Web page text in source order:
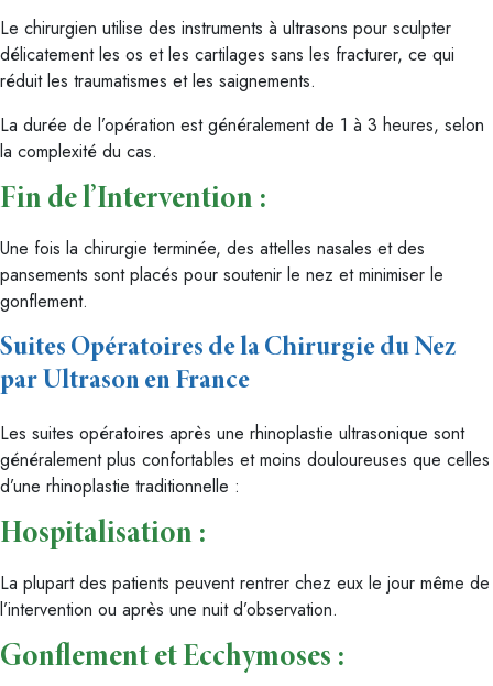
Le chirurgien utilise des instruments à ultrasons pour sculpter
délicatement les os et les cartilages sans les fracturer, ce qui
réduit les traumatismes et les saignements.
La durée de l’opération est généralement de 1 à 3 heures, selon
la complexité du cas.
Fin de l’Intervention :
Une fois la chirurgie terminée, des attelles nasales et des
pansements sont placés pour soutenir le nez et minimiser le
gonflement.
Suites Opératoires de la Chirurgie du Nez
par Ultrason en France
Les suites opératoires après une rhinoplastie ultrasonique sont
généralement plus confortables et moins douloureuses que celles
d’une rhinoplastie traditionnelle :
Hospitalisation :
La plupart des patients peuvent rentrer chez eux le jour même de
l’intervention ou après une nuit d’observation.
Gonflement et Ecchymoses :